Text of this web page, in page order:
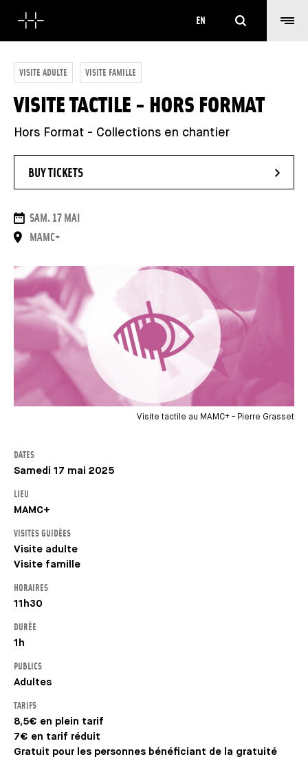
EN
VISITE ADULTE VISITE FAMILLE
VISITE TACTILE - HORS FORMAT
Hors Format - Collections en chantier
BUY TICKETS- NEW WINDOW
DATES
SAM. 17 MAI
PLACE
MAMC+
Visite tactile au MAMC+ - Pierre Grasset
DATES
Samedi 17 mai 2025
LIEU
MAMC+
VISITES GUIDÉES
Visite adulte
Visite famille
HORAIRES
11h30
DURÉE
1h
PUBLICS
Adultes
TARIFS
8,5€ en plein tarif
7€ en tarif réduit
Gratuit pour les personnes bénéficiant de la gratuité